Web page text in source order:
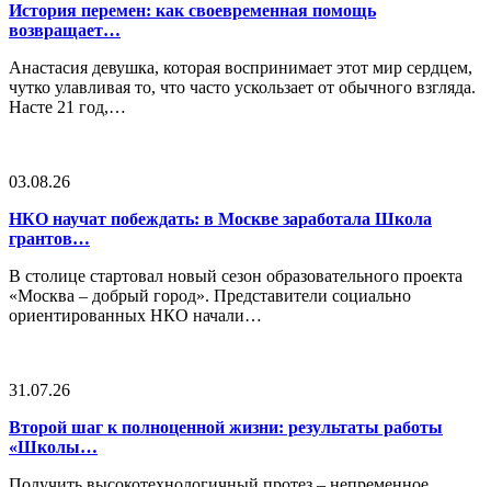
История перемен: как своевременная помощь
возвращает…
Анастасия девушка, которая воспринимает этот мир сердцем,
чутко улавливая то, что часто ускользает от обычного взгляда.
Насте 21 год,…
03.08.26
НКО научат побеждать: в Москве заработала Школа
грантов…
В столице стартовал новый сезон образовательного проекта
«Москва – добрый город». Представители социально
ориентированных НКО начали…
31.07.26
Второй шаг к полноценной жизни: результаты работы
«Школы…